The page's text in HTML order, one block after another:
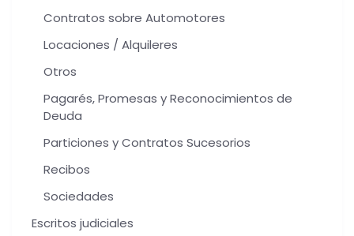
Contratos sobre Automotores
Locaciones / Alquileres
Otros
Pagarés, Promesas y Reconocimientos de
Deuda
Particiones y Contratos Sucesorios
Recibos
Sociedades
Escritos judiciales